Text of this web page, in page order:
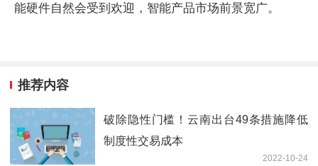
能硬件自然会受到欢迎，智能产品市场前景宽广。
推荐内容
破除隐性门槛！云南出台49条措施降低
制度性交易成本
2022-10-24